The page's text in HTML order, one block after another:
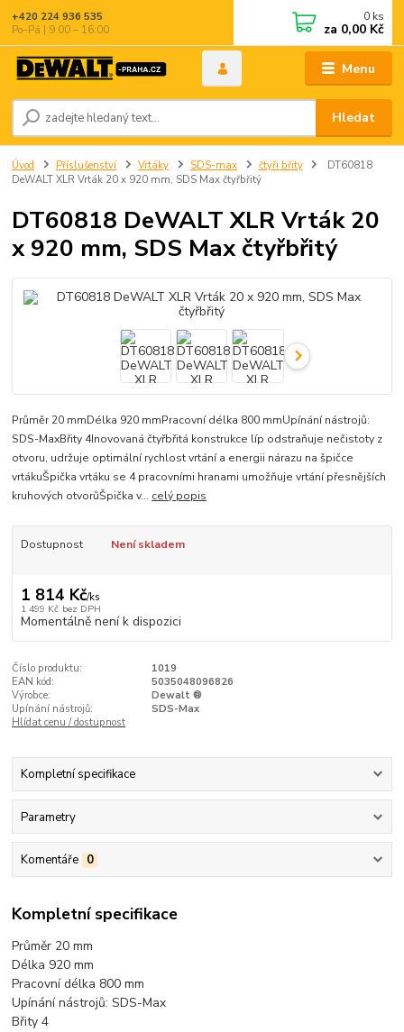
Menu
Hledat
+420 224 936 535
Po–Pá | 9:00 – 16:00
0 ks
za 0,00 Kč
Úvod Příslušenství Vrtáky SDS-max čtyři břity
DT60818
DeWALT XLR Vrták 20 x 920 mm, SDS Max čtyřbřitý
DT60818 DeWALT XLR Vrták 20
x 920 mm, SDS Max čtyřbřitý
Průměr 20 mmDélka 920 mmPracovní délka 800 mmUpínání nástrojů:
SDS-MaxBřity 4Inovovaná čtyřbřitá konstrukce líp odstraňuje nečistoty z
otvoru, udržuje optimální rychlost vrtání a energii nárazu na špičce
vrtákuŠpička vrtáku se 4 pracovními hranami umožňuje vrtání přesnějších
kruhových otvorůŠpička v... celý popis
Dostupnost Není skladem
1 814 Kč/ks
1 499 Kč bez DPH
Momentálně není k dispozici
Číslo produktu:
1019
EAN kód:
5035048096826
Výrobce:
Dewalt ®
Upínání nástrojů:
SDS-Max
Hlídat cenu / dostupnost
Kompletní specifikace
Parametry
Komentáře 0
Kompletní specifikace
Průměr 20 mm
Délka 920 mm
Pracovní délka 800 mm
Upínání nástrojů: SDS-Max
Břity 4